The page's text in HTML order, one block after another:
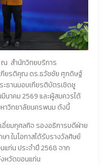
ณ สำนักวิทยบริการ
กียรติคุณ ดร.ธวัชชัย ศุภดิษฐ์
ธานมอบเกียรติบัตรเชิดชู
นาคม 2569 และผู้สมควรได้
าวิทยาลัยนครพนม ดังนี้
อี่ยมกุศลกิจ รองอธิการบดีฝ่าย
ในโอกาสได้รับรางวัลศิษย์
แก่น ประจำปี 2568 จาก
หวัดขอนแก่น